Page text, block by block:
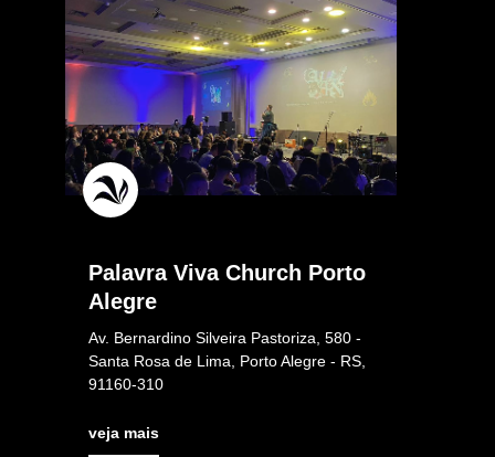
Palavra Viva Church Porto
Alegre
Av. Bernardino Silveira Pastoriza, 580 -
Santa Rosa de Lima, Porto Alegre - RS,
91160-310
veja mais